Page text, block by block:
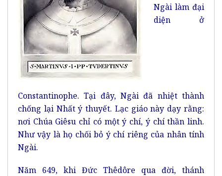
Ngài làm đại
diện ở
Constantinophe. Tại đây, Ngài đã nhiệt thành
chống lại Nhất ý thuyết. Lạc giáo này dạy rằng:
nơi Chúa Giêsu chỉ có một ý chí, ý chí thần linh.
Như vậy là họ chối bỏ ý chí riêng của nhân tính
Ngài.
Năm 649, khi Đức Thêdôre qua đời, thánh